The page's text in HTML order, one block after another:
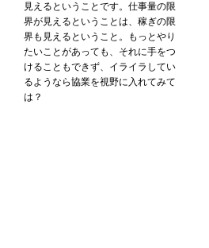
見えるということです。仕事量の限
界が見えるということは、稼ぎの限
界も見えるということ。もっとやり
たいことがあっても、それに手をつ
けることもできず、イライラしてい
るようなら協業を視野に入れてみて
は？